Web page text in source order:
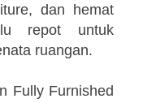
dan hemat
repot untuk
ruangan.
Fully Furnished